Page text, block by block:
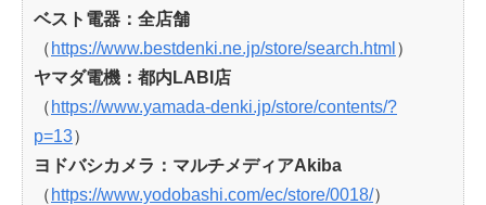
ベスト電器：全店舗
（ https://www.bestdenki.ne.jp/store/search.html ）
ヤマダ電機：都内LABI店
（ https://www.yamada-denki.jp/store/contents/?
p=13）
ヨドバシカメラ：マルチメディアAkiba
（ https://www.yodobashi.com/ec/store/0018/）